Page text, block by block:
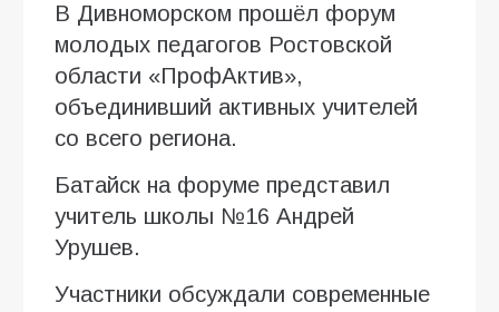
В Дивноморском прошёл форум
молодых педагогов Ростовской
области «ПрофАктив»,
объединивший активных учителей
со всего региона.
Батайск на форуме представил
учитель школы №16 Андрей
Урушев.
Участники обсуждали современные